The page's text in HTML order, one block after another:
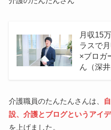
月収15
ラスで
×ブロガ
ん（深井
介護職員のたんたんさんは、
設、介護とブログというアイ
を上げました。